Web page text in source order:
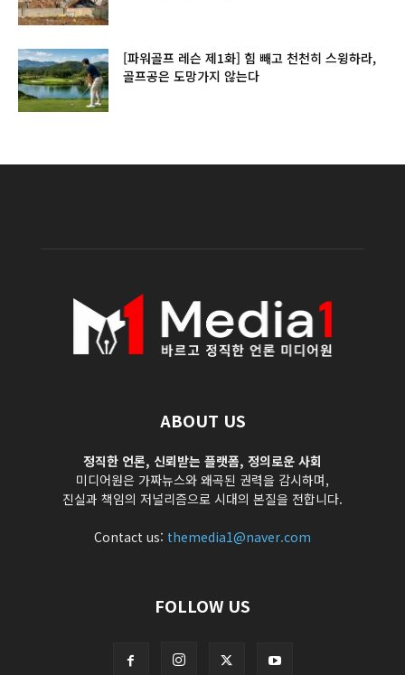
[파워골프 레슨 제1화] 힘 빼고 천천히 스윙하라,
골프공은 도망가지 않는다
ABOUT US
정직한 언론, 신뢰받는 플랫폼, 정의로운 사회
미디어원은 가짜뉴스와 왜곡된 권력을 감시하며,
진실과 책임의 저널리즘으로 시대의 본질을 전합니다.
Contact us: themedia1@naver.com
FOLLOW US